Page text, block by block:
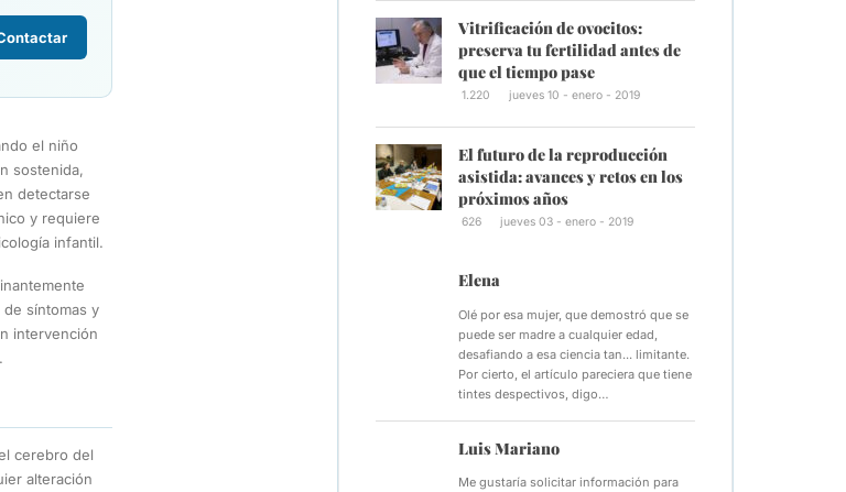
el niño
sostenida,
detectarse
y requiere
infantil.
síntomas y
intervención
cerebro del
alteración
Vitrificación de ovocitos:
preserva tu fertilidad antes de
que el tiempo pase
1.220 jueves 10 - enero - 2019
El futuro de la reproducción
asistida: avances y retos en los
próximos años
626 jueves 03 - enero - 2019
Elena
Olé por esa mujer, que demostró que se
puede ser madre a cualquier edad,
desafiando a esa ciencia tan... limitante.
Por cierto, el artículo pareciera que tiene
tintes despectivos, digo…
Luis Mariano
Me gustaría solicitar información para